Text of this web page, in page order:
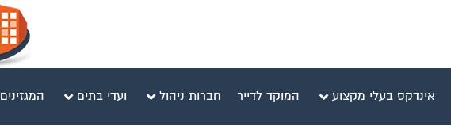
אינדקס בעלי מקצוע המוקד לדייר חברות ניהול ועדי בתים המגזינים